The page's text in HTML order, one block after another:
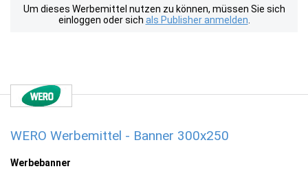
Um dieses Werbemittel nutzen zu können, müssen Sie sich
einloggen oder sich als Publisher anmelden
WERO Werbemittel - Banner 300x250
Werbebanner